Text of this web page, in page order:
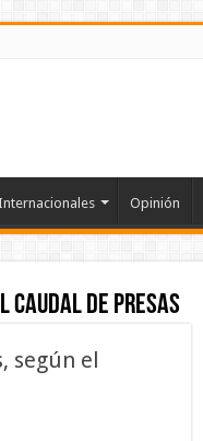
Opinión
caudal de presas
según el